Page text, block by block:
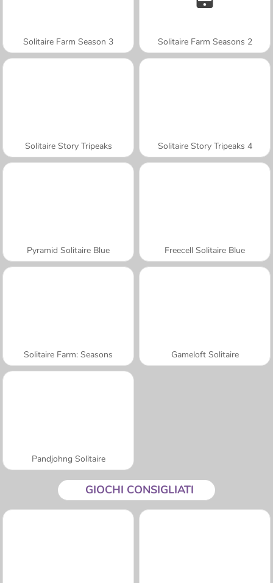
Solitaire Farm Season 3 Solitaire Farm Seasons 2
Solitaire Story Tripeaks Solitaire Story Tripeaks 4
Pyramid Solitaire Blue Freecell Solitaire Blue
Solitaire Farm: Seasons Gameloft Solitaire
Pandjohng Solitaire
GIOCHI CONSIGLIATI